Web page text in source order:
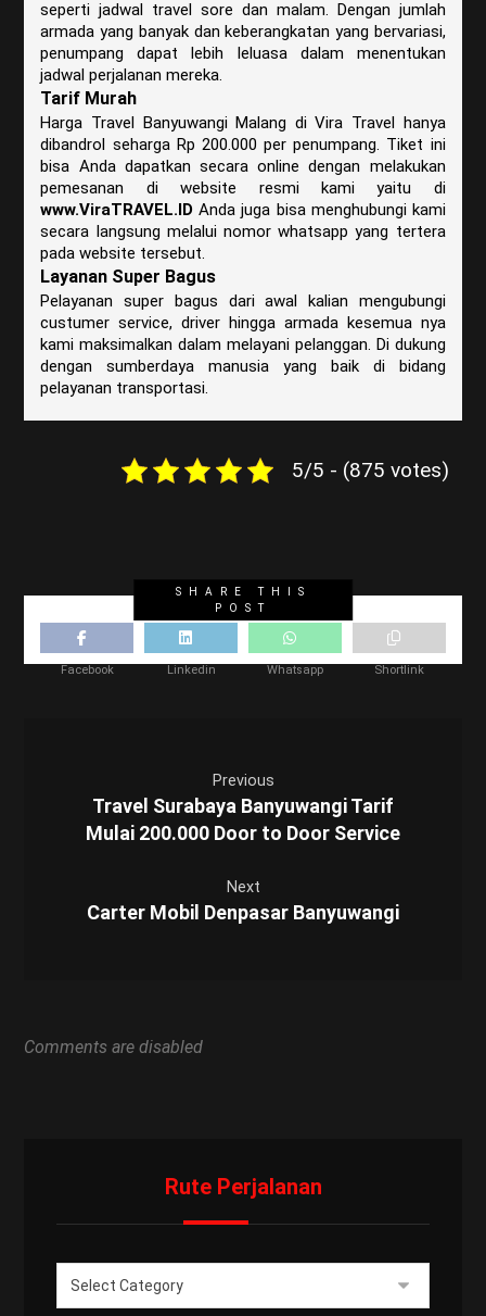
seperti jadwal travel sore dan malam. Dengan jumlah
armada yang banyak dan keberangkatan yang bervariasi,
penumpang dapat lebih leluasa dalam menentukan
jadwal perjalanan mereka.
Tarif Murah
Harga Travel Banyuwangi Malang di Vira Travel hanya
dibandrol seharga Rp 200.000 per penumpang. Tiket ini
bisa Anda dapatkan secara online dengan melakukan
pemesanan di website resmi kami yaitu di
www.ViraTRAVEL.ID Anda juga bisa menghubungi kami
secara langsung melalui nomor whatsapp yang tertera
pada website tersebut.
Layanan Super Bagus
Pelayanan super bagus dari awal kalian mengubungi
custumer service, driver hingga armada kesemua nya
kami maksimalkan dalam melayani pelanggan. Di dukung
dengan sumberdaya manusia yang baik di bidang
pelayanan transportasi.
5/5 - (875 votes)
Facebook Linkedin Whatsapp Shortlink
Previous
Travel Surabaya Banyuwangi Tarif
Mulai 200.000 Door to Door Service
Next
Carter Mobil Denpasar Banyuwangi
Comments are disabled
Rute Perjalanan